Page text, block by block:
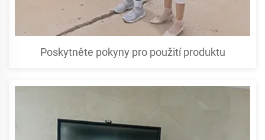
Poskytněte pokyny pro použití produktu